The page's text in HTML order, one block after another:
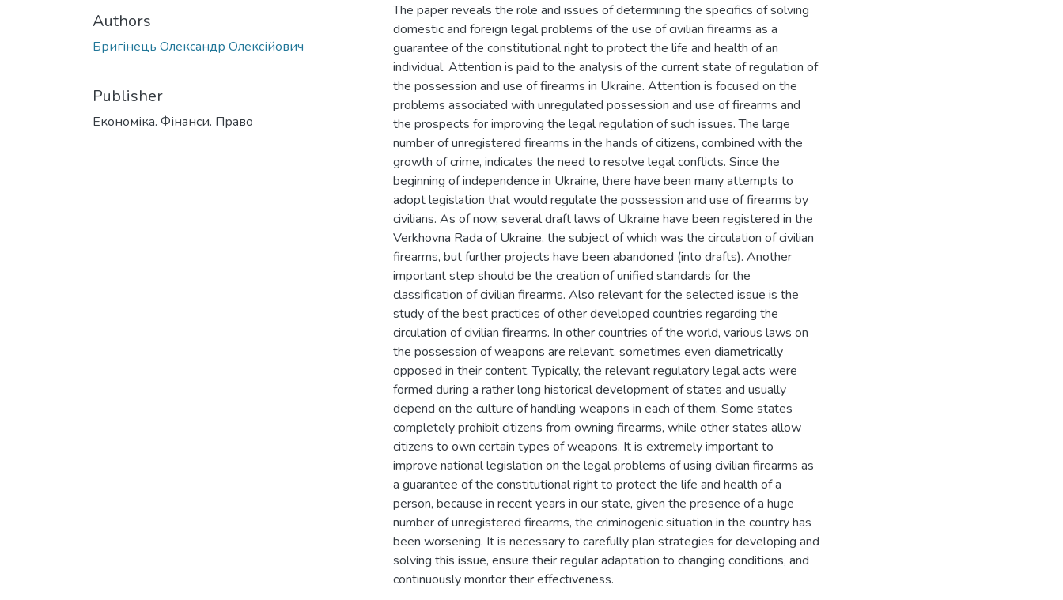
Authors
Бригінець Олександр Олексійович
Publisher
Економіка. Фінанси. Право
The paper reveals the role and issues of determining the specifics of solving
domestic and foreign legal problems of the use of civilian firearms as a
guarantee of the constitutional right to protect the life and health of an
individual. Attention is paid to the analysis of the current state of regulation of
the possession and use of firearms in Ukraine. Attention is focused on the
problems associated with unregulated possession and use of firearms and
the prospects for improving the legal regulation of such issues. The large
number of unregistered firearms in the hands of citizens, combined with the
growth of crime, indicates the need to resolve legal conflicts. Since the
beginning of independence in Ukraine, there have been many attempts to
adopt legislation that would regulate the possession and use of firearms by
civilians. As of now, several draft laws of Ukraine have been registered in the
Verkhovna Rada of Ukraine, the subject of which was the circulation of civilian
firearms, but further projects have been abandoned (into drafts). Another
important step should be the creation of unified standards for the
classification of civilian firearms. Also relevant for the selected issue is the
study of the best practices of other developed countries regarding the
circulation of civilian firearms. In other countries of the world, various laws on
the possession of weapons are relevant, sometimes even diametrically
opposed in their content. Typically, the relevant regulatory legal acts were
formed during a rather long historical development of states and usually
depend on the culture of handling weapons in each of them. Some states
completely prohibit citizens from owning firearms, while other states allow
citizens to own certain types of weapons. It is extremely important to
improve national legislation on the legal problems of using civilian firearms as
a guarantee of the constitutional right to protect the life and health of a
person, because in recent years in our state, given the presence of a huge
number of unregistered firearms, the criminogenic situation in the country has
been worsening. It is necessary to carefully plan strategies for developing and
solving this issue, ensure their regular adaptation to changing conditions, and
continuously monitor their effectiveness.